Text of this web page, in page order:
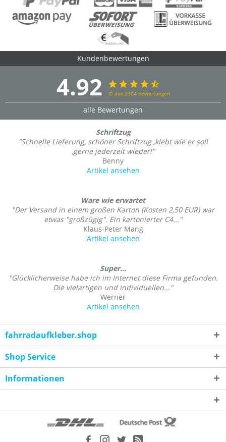
Kundenbewertungen
4.92 ∅ aus 2304 Bewertungen
alle Bewertungen
Schriftzug
"Schnelle Lieferung, schöner Schriftzug ,klebt wie er soll
,gerne jederzeit wieder!"
Benny
Artikel ansehen
Ware wie erwartet
"Der Versand in einem großen Karton (Kosten 2,50 EUR) war
etwas "großzügig". Ein kartonierter C4..."
Klaus-Peter Mang
Artikel ansehen
Super...
"Glücklicherweise habe ich im Internet diese Firma gefunden.
Die vielartigen und individuellen..."
Werner
Artikel ansehen
fahrradaufkleber.shop
Shop Service
Informationen